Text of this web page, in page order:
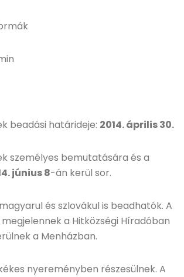
beadási határideje: 2014. április 30.
személyes bemutatására és a
június 8-án kerül sor.
és szlovákul is beadhatók. A
a Hitközségi Híradóban
a Menházban.
nyereményben részesülnek. A